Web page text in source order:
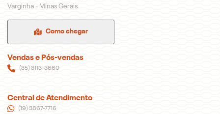
Varginha - Minas Gerais
Como chegar
Vendas e Pós-vendas
(35) 3113-3660
Central de Atendimento
(19) 3867-7716